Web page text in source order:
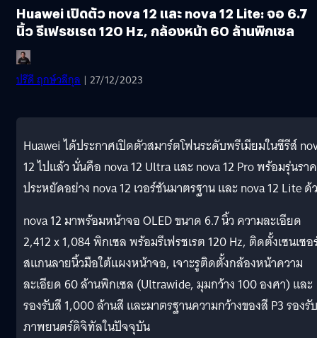
Huawei เปิดตัว nova 12 และ nova 12 Lite: จอ 6.7
นิ้ว รีเฟรชเรต 120 Hz, กล้องหน้า 60 ล้านพิกเซล
ปรีดี ฤกษ์วลีกุล | 27/12/2023
Huawei ได้ประกาศเปิดตัวสมาร์ตโฟนระดับพรีเมียมในซีรีส์
12 ไปแล้ว นั่นคือ nova 12 Ultra และ nova 12 Pro พร้อมรุ่นรา
ประหยัดอย่าง nova 12 เวอร์ชันมาตรฐาน และ nova 12 Lite ด้
nova 12 มาพร้อมหน้าจอ OLED ขนาด 6.7 นิ้ว ความละเอียด
2,412 x 1,084 พิกเซล พร้อมรีเฟรชเรต 120 Hz, ติดตั้งเซนเซอ
สแกนลายนิ้วมือใต้แผงหน้าจอ, เจาะรูติดตั้งกล้องหน้าความ
ละเอียด 60 ล้านพิกเซล (Ultrawide, มุมกว้าง 100 องศา) และ
รองรับสี 1,000 ล้านสี และมาตรฐานความกว้างของสี P3 รองรับ
ภาพยนตร์ดิจิทัลในปัจจุบัน